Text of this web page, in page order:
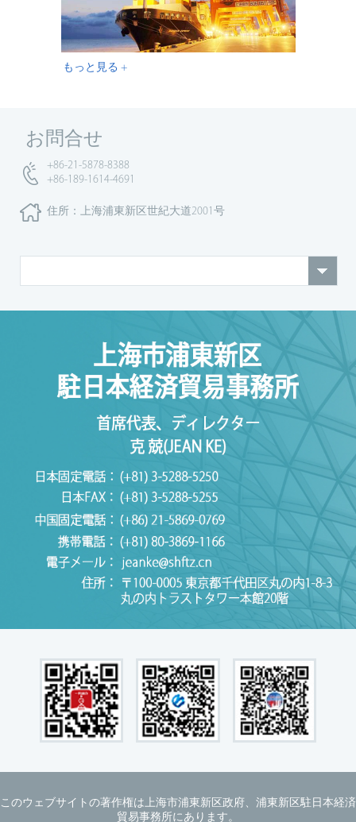
もっと見る +
お問合せ
+86-21-5878-8388
+86-189-1614-4691
住所：上海浦東新区世紀大道2001号
このウェブサイトの著作権は上海市浦東新区政府、浦東新区駐日本経済
貿易事務所にあります。